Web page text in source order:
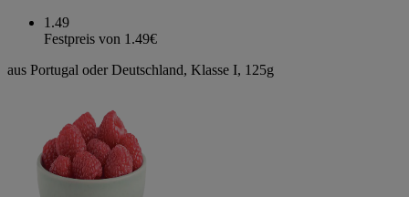
1.49
Festpreis von 1.49€
aus Portugal oder Deutschland, Klasse I, 125g